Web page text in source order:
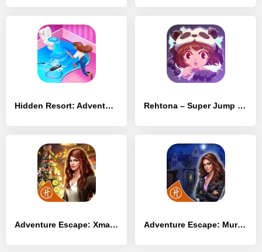
Hidden Resort: Adventure Bay Rehtona – Super Jump Pixel Puzzle Game
Adventure Escape: Xmas Killer Adventure Escape: Murder Manor